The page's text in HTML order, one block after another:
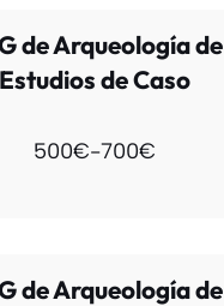
de Arqueología de
Estudios de Caso
500€-700€
de Arqueología de